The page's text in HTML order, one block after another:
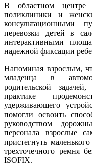
В областном центре
поликлиники и
консультационными
перевозки детей в
интерактивными
надежной фиксации
Напоминая взрослым,
младенца в
родительской
практике
удерживающего
помогли освоить
руководством
персонала взрослые
пристегнуть
трехточечного ремня
ISOFIX.